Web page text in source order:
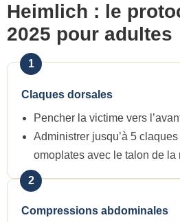
Heimlich : le
2025 pour adultes
1
Claques dorsales
Pencher la victime vers
Administrer jusqu’à 5
omoplates avec le talon de la
2
Compressions abdominales